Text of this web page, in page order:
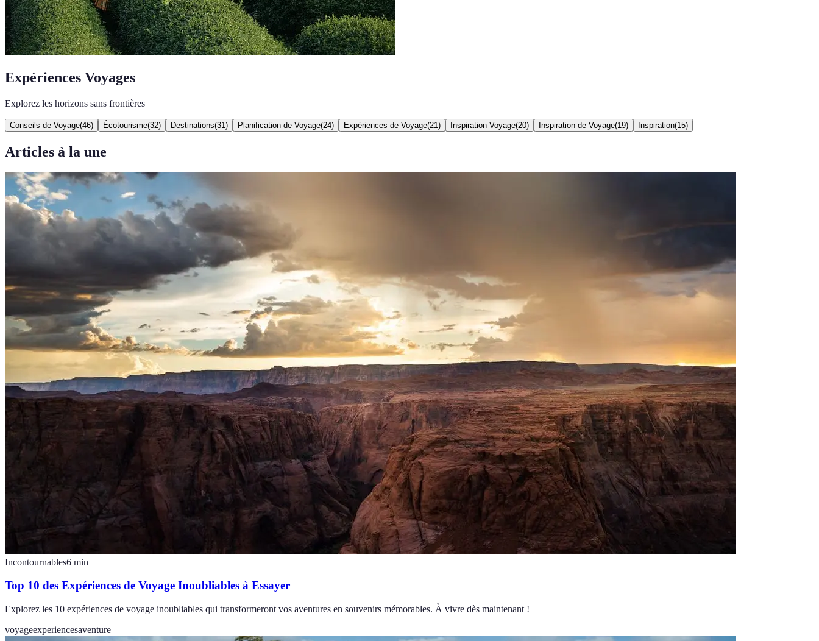
Expériences Voyages
Explorez les horizons sans frontières
Conseils de Voyage(46) Écotourisme(32) Destinations(31 ) Planification de Voyage(24) Expériences de Voyage(21 ) Inspiration Voyage(20) Inspiration de Voyage(19) Inspiration(15)
Articles à la une
Incontournables6 min
Top 10 des Expériences de Voyage Inoubliables à Essayer
Explorez les 10 expériences de voyage inoubliables qui transformeront vos aventures en souvenirs mémorables. À vivre dès maintenant !
voyageexperiencesaventure